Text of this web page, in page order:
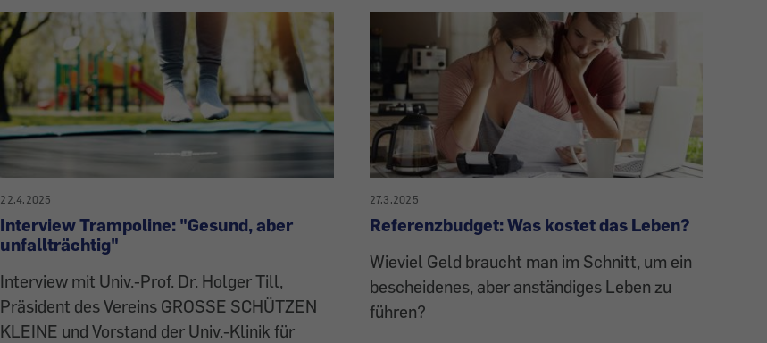
22.4.2025
Interview Trampoline: "Gesund, aber
unfallträchtig"
Interview mit Univ.-Prof. Dr. Holger Till,
Präsident des Vereins GROSSE SCHÜTZEN
KLEINE und Vorstand der Univ.-Klinik für
27.3.2025
Referenzbudget: Was kostet das Leben?
Wieviel Geld braucht man im Schnitt, um ein
bescheidenes, aber anständiges Leben zu
führen?